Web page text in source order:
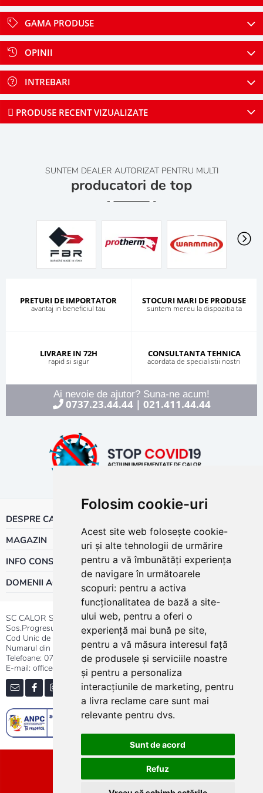
Folosim cookie-uri
Acest site web folosește cookie-
uri și alte tehnologii de urmărire
pentru a vă îmbunătăți experiența
de navigare în următoarele
scopuri: pentru a activa
funcționalitatea de bază a site-
ului web, pentru a oferi o
experiență mai bună pe site,
pentru a vă măsura interesul față
de produsele și serviciile noastre
și pentru a personaliza
interacțiunile de marketing, pentru
a livra reclame care sunt mai
relevante pentru dvs.
Sunt de acord
Refuz
GAMA PRODUSE
OPINII
INTREBARI
PRODUSE RECENT VIZUALIZATE
SUNTEM DEALER AUTORIZAT PENTRU MULTI
producatori de top
PRETURI DE IMPORTATOR
avantaj in beneficiul tau
STOCURI MARI DE PRODUSE
suntem mereu la dispozitia ta
LIVRARE IN 72H
rapid si sigur
CONSULTANTA TEHNICA
acordata de specialistii nostri
Ai nevoie de ajutor? Suna-ne acum!
0737.23.44.44| 021.411.44.44
DESPRE CALOR
MAGAZIN
INFO CONSUMATOR
DOMENII ACTIVITATE
SC CALOR SRL
Sos.Progresului nr.30-40, Sector 5, Bucuresti
Cod Unic de Inregistrare: RO 3004724
Numarul din Registrul Comertului:J40/13176/1991
Telefoane: 0737.23.44.44|021.411.44.44
E-mail: office@calor.ro